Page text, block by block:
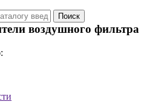
воздушного фильтра